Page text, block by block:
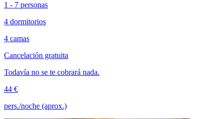
1 - 7 personas
4 dormitorios
4 camas
Cancelación gratuita
Todavía no se te cobrará nada.
44 €
pers./noche (aprox.)